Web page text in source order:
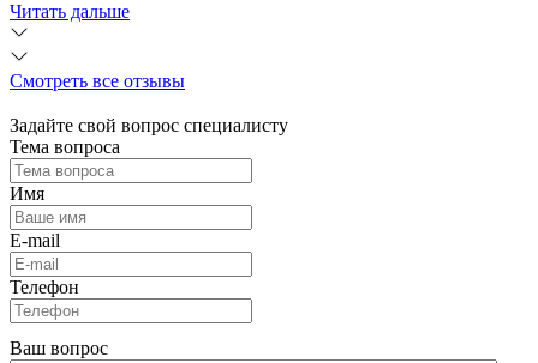
Читать дальше
Смотреть все отзывы
Задайте свой вопрос специалисту
Тема вопроса
Имя
E-mail
Телефон
Ваш вопрос